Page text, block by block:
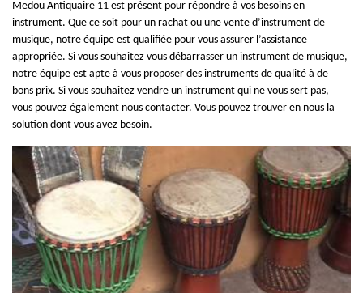
Medou Antiquaire 11 est présent pour répondre à vos besoins en
instrument. Que ce soit pour un rachat ou une vente d’instrument de
musique, notre équipe est qualifiée pour vous assurer l’assistance
appropriée. Si vous souhaitez vous débarrasser un instrument de musique,
notre équipe est apte à vous proposer des instruments de qualité à de
bons prix. Si vous souhaitez vendre un instrument qui ne vous sert pas,
vous pouvez également nous contacter. Vous pouvez trouver en nous la
solution dont vous avez besoin.